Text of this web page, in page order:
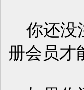
你还没
册会员才